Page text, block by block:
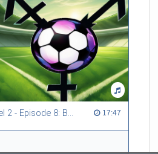
Sport gÄndern Staffel 2 - Episode 8: Balance im Spitzensport: Stressbewältigung und Wettkampfangst im Fokus 17:47